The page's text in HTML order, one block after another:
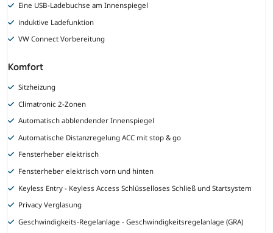
Eine USB-Ladebuchse am Innenspiegel
induktive Ladefunktion
VW Connect Vorbereitung
Komfort
Sitzheizung
Climatronic 2-Zonen
Automatisch abblendender Innenspiegel
Automatische Distanzregelung ACC mit stop & go
Fensterheber elektrisch
Fensterheber elektrisch vorn und hinten
Keyless Entry - Keyless Access Schlüsselloses Schließ und Startsystem
Privacy Verglasung
Geschwindigkeits-Regelanlage - Geschwindigkeitsregelanlage (GRA)